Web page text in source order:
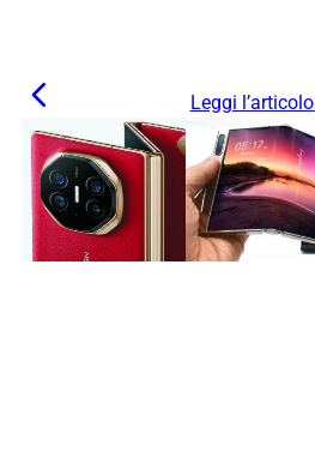
Leggi l’articolo